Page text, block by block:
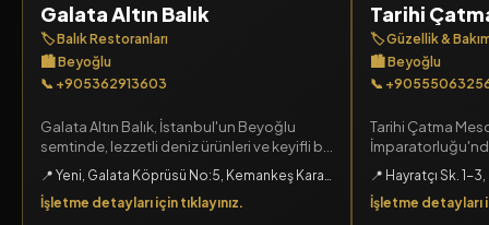
Galata Altın Balık
🏷️ Balık Restoranları
🏙️ Beyoğlu
📞 +905362913603
Galata Altın Balık, İstanbul'un Beyoğlu
semtinde, lezzetli deniz ürünleri ve keyifli bir
atmosfer sunan bir balık restoranıdır.
📍 Yeni, Galata Köprüsü No:5, Kemankeş Kara Mustafa Paşa, Beyoğlu, İstanbul
İşletme detayları için tıklayınız.
Tarihi
🏷️ Güzellik &
🏙️ Beyoğlu
📞
Tarihi Çatma
500 yıllık köklü
dönemi izleri
tecrübeli ekibiyle
📍 Hayratçı Sk. 1-
İşletme detayları